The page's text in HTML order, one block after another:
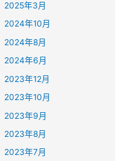
2025年3月
2024年10月
2024年8月
2024年6月
2023年12月
2023年10月
2023年9月
2023年8月
2023年7月